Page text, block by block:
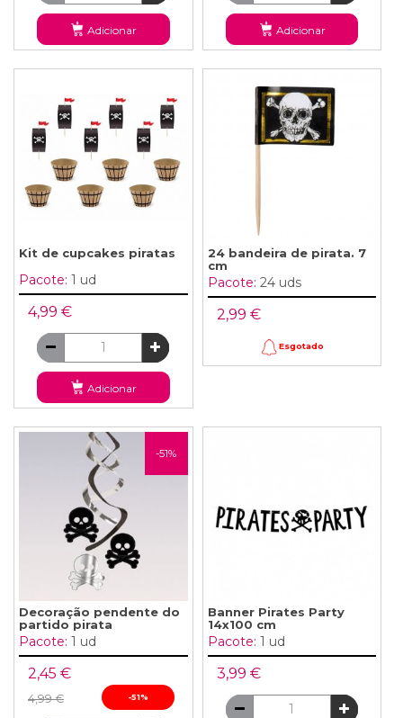
Adicionar Adicionar
Kit de cupcakes piratas
Pacote: 1 ud
4,99 €
Adicionar
24 bandeira de pirata. 7
cm
Pacote: 24 uds
2,99 €
Esgotado
-51%
Decoração pendente do
partido pirata
Pacote: 1 ud
2,45 €
4,99 € -51%
Banner Pirates Party
14x100 cm
Pacote: 1 ud
3,99 €